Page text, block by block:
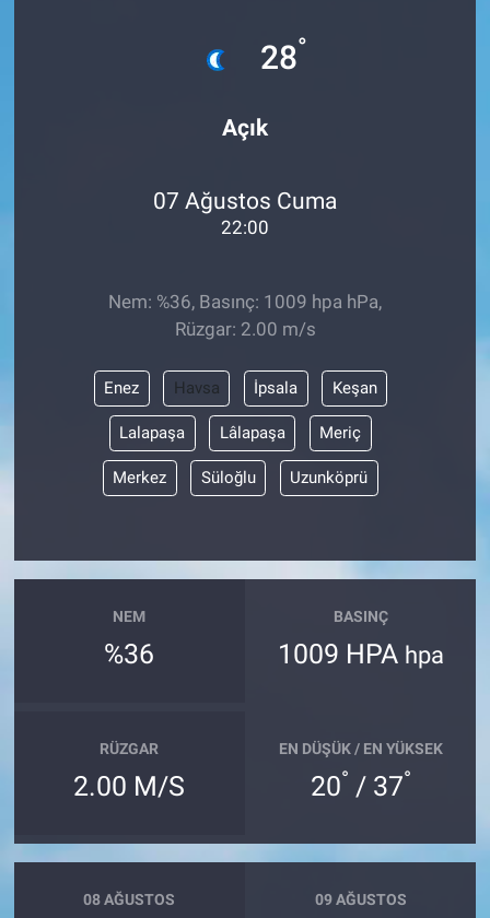
28°
Açık
07 Ağustos Cuma
22:00
Nem: %36, Basınç: 1009 hpa hPa,
Rüzgar: 2.00 m/s
Enez Havsa İpsala Keşan
Lalapaşa Lâlapaşa Meriç
Merkez Süloğlu Uzunköprü
NEM
%36
BASINÇ
1009 HPA hpa
RÜZGAR
2.00 M/S
EN DÜŞÜK / EN YÜKSEK
20° / 37°
08 AĞUSTOS 09 AĞUSTOS